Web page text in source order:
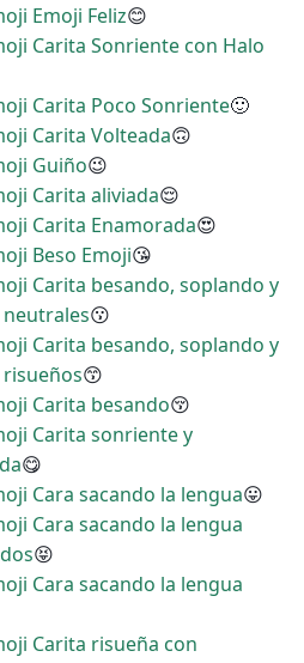
Emoji Feliz😊
Carita Sonriente con Halo
Carita Poco Sonriente🙂
Carita Volteada🙃
Guiño😉
Carita aliviada😌
Carita Enamorada😍
Beso Emoji😘
Carita besando, soplando y
😗
Carita besando, soplando y
😙
Carita besando😚
Carita sonriente y
😋
Cara sacando la lengua😛
Cara sacando la lengua
😝
Cara sacando la lengua
Carita risueña con